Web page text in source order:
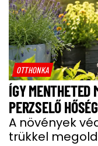
OTTHONKA
ÍGY MENTHETED
PERZSELŐ
A növények
trükkel